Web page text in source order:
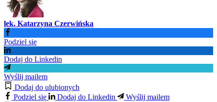
lek. Katarzyna Czerwińska
Podziel się
Dodaj do Linkedin
Wyślij mailem
Dodaj do ulubionych
Podziel się
Dodaj do Linkedin
Wyślij mailem